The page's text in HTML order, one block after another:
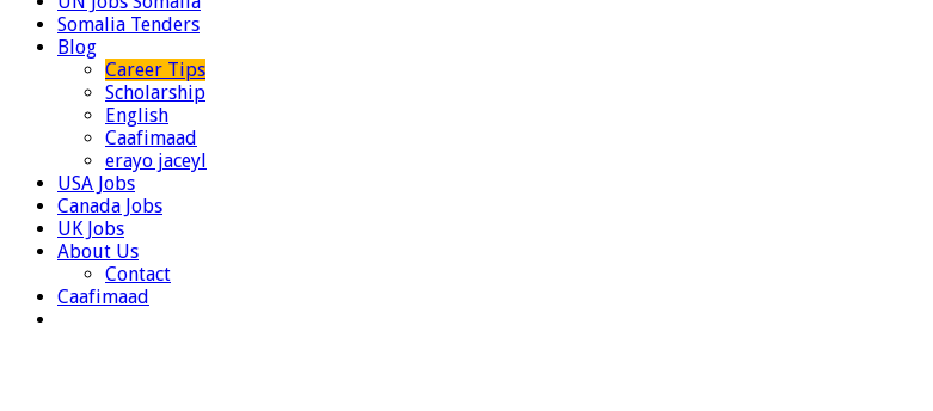
Somalia Tenders
Blog
Career Tips
Scholarship
English
Caafimaad
erayo jaceyl
USA Jobs
Canada Jobs
UK Jobs
About Us
Contact
Caafimaad